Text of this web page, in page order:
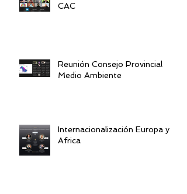
CAC
Reunión Consejo Provincial
Medio Ambiente
Internacionalización Europa y
Africa